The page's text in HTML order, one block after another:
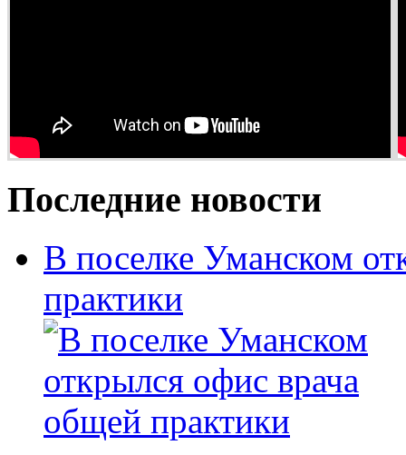
Последние новости
В поселке Уманском
практики